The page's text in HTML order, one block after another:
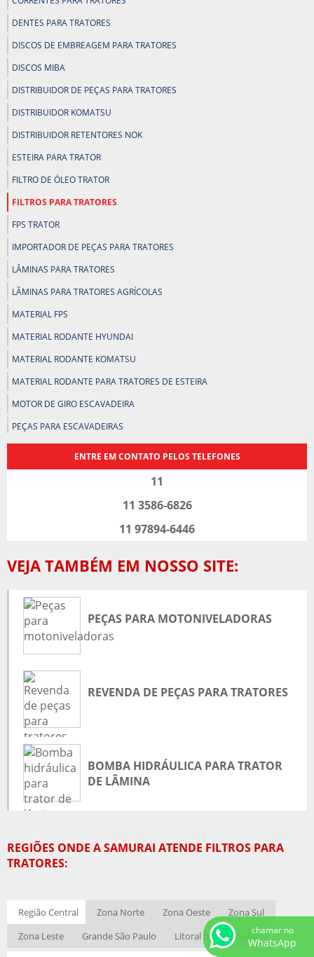
DENTES PARA TRATORES
DISCOS DE EMBREAGEM PARA TRATORES
DISCOS MIBA
DISTRIBUIDOR DE PEÇAS PARA TRATORES
DISTRIBUIDOR KOMATSU
DISTRIBUIDOR RETENTORES NOK
ESTEIRA PARA TRATOR
FILTRO DE ÓLEO TRATOR
FILTROS PARA TRATORES
FPS TRATOR
IMPORTADOR DE PEÇAS PARA TRATORES
LÂMINAS PARA TRATORES
LÂMINAS PARA TRATORES AGRÍCOLAS
MATERIAL FPS
MATERIAL RODANTE HYUNDAI
MATERIAL RODANTE KOMATSU
MATERIAL RODANTE PARA TRATORES DE ESTEIRA
MOTOR DE GIRO ESCAVADEIRA
PEÇAS PARA ESCAVADEIRAS
PEÇAS PARA KOMATSU EM SP
PEÇAS PARA TRATORES EM GOIÂNIA
PEÇAS PARA TRATORES EM SP
PEÇAS PARA TRATORES HYUNDAI
PEÇAS PARA TRATORES NO MATO GROSSO
PEÇAS PARA TRATORES NO PARÁ
PINOS E BUCHAS PARA TRATORES
REVENDA DE PEÇAS PARA TRATORES
ROLETE PARA TRATORES
ROLETES PARA TRATORES DE ESTEIRA
VEDAÇÕES PARA TRATORES
ENTRE EM CONTATO PELOS TELEFONES
11
11 3586-6826
11 97894-6446
VEJA TAMBÉM EM NOSSO SITE:
PEÇAS PARA MOTONIVELADORAS
REVENDA DE PEÇAS PARA TRATORES
BOMBA HIDRÁULICA PARA TRATOR
DE LÂMINA
REGIÕES ONDE A SAMURAI ATENDE FILTROS PARA
TRATORES:
Região Central Zona Norte Zona Oeste
Zona Sul
Zona Leste
Grande São Paulo Litoral de São Paulochamar no
WhatsApp